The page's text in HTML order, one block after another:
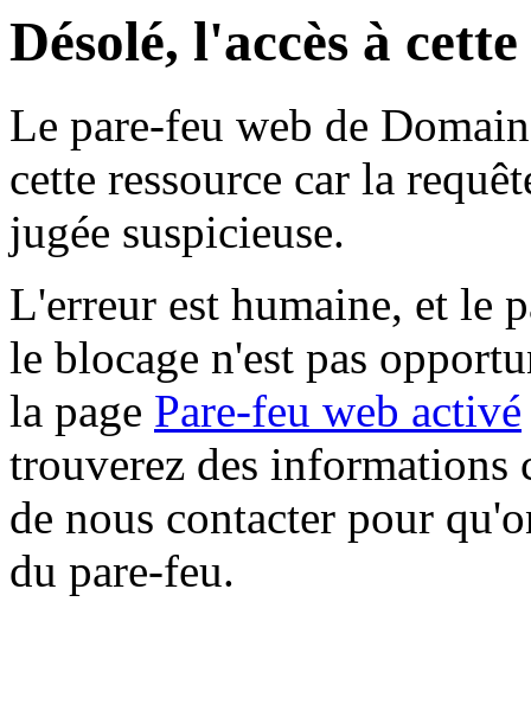
Désolé, l'accès à
Le pare-feu web de
cette ressource car la
jugée suspicieuse.
L'erreur est humaine, et le
le blocage n'est pas
la page Pare-feu web activé
trouverez des informations
de nous contacter pour
du pare-feu.